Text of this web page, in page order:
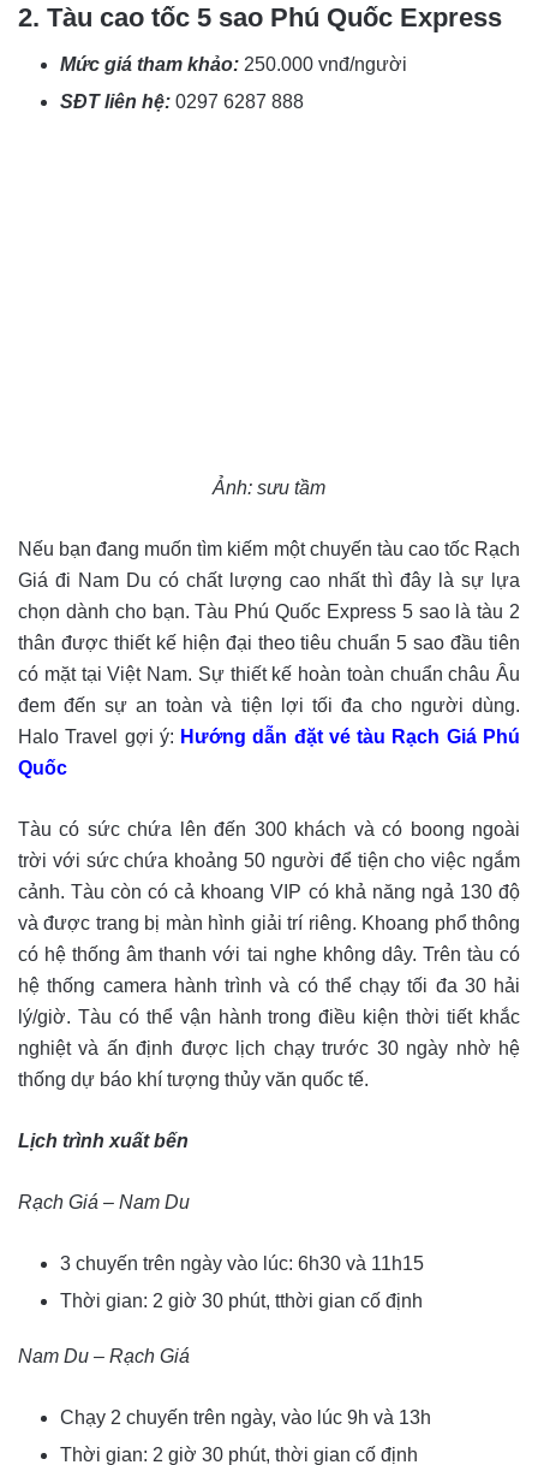
2. Tàu cao tốc 5 sao Phú Quốc Express
Mức giá tham khảo: 250.000 vnđ/người
SĐT liên hệ: 0297 6287 888
Ảnh: sưu tầm
Nếu bạn đang muốn tìm kiếm một chuyến tàu cao tốc Rạch
Giá đi Nam Du có chất lượng cao nhất thì đây là sự lựa
chọn dành cho bạn. Tàu Phú Quốc Express 5 sao là tàu 2
thân được thiết kế hiện đại theo tiêu chuẩn 5 sao đầu tiên
có mặt tại Việt Nam. Sự thiết kế hoàn toàn chuẩn châu Âu
đem đến sự an toàn và tiện lợi tối đa cho người dùng.
Halo Travel gợi ý: Hướng dẫn đặt vé tàu Rạch Giá Phú
Quốc
Tàu có sức chứa lên đến 300 khách và có boong ngoài
trời với sức chứa khoảng 50 người để tiện cho việc ngắm
cảnh. Tàu còn có cả khoang VIP có khả năng ngả 130 độ
và được trang bị màn hình giải trí riêng. Khoang phổ thông
có hệ thống âm thanh với tai nghe không dây. Trên tàu có
hệ thống camera hành trình và có thể chạy tối đa 30 hải
lý/giờ. Tàu có thể vận hành trong điều kiện thời tiết khắc
nghiệt và ấn định được lịch chạy trước 30 ngày nhờ hệ
thống dự báo khí tượng thủy văn quốc tế.
Lịch trình xuất bến
Rạch Giá – Nam Du
3 chuyến trên ngày vào lúc: 6h30 và 11h15
Thời gian: 2 giờ 30 phút, tthời gian cố định
Nam Du – Rạch Giá
Chạy 2 chuyến trên ngày, vào lúc 9h và 13h
Thời gian: 2 giờ 30 phút, thời gian cố định